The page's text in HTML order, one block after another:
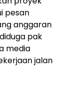
pesan
anggaran
pak
media
jalan